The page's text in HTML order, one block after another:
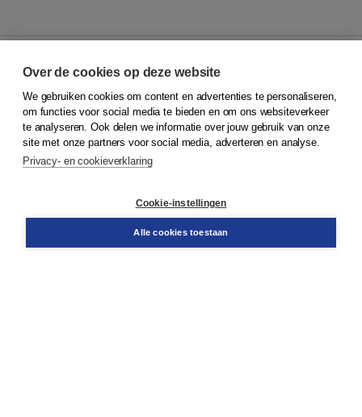
© 2026Koninklijke Boom uitgevers
Klantenservice
Service & informatie
Contact
Over de cookies op deze website
We gebruiken cookies om content en advertenties te personaliseren,
om functies voor social media te bieden en om ons websiteverkeer
te analyseren. Ook delen we informatie over jouw gebruik van onze
site met onze partners voor social media, adverteren en analyse.
Privacy- en cookieverklaring
Cookie-instellingen
Alle cookies toestaan